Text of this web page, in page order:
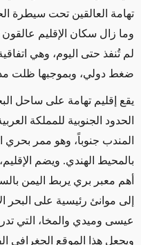
تهامة العالقين تحت سيطرة
وما زال سكان الإقليم
ضغط دولي، وبموجبها ظلت
يقع إقليم تهامة على ساحل
الحدود الجنوبية للمملكة
المندب جنوباً، وهو ممر بحري
بالمحيط الهندي. ويضم
أهم معبر بري يربط اليمن
إلى موانئ رئيسية على البحر
عيسى وميدي والمخا، التي
ويجعل هذا الموقع الجغرافي